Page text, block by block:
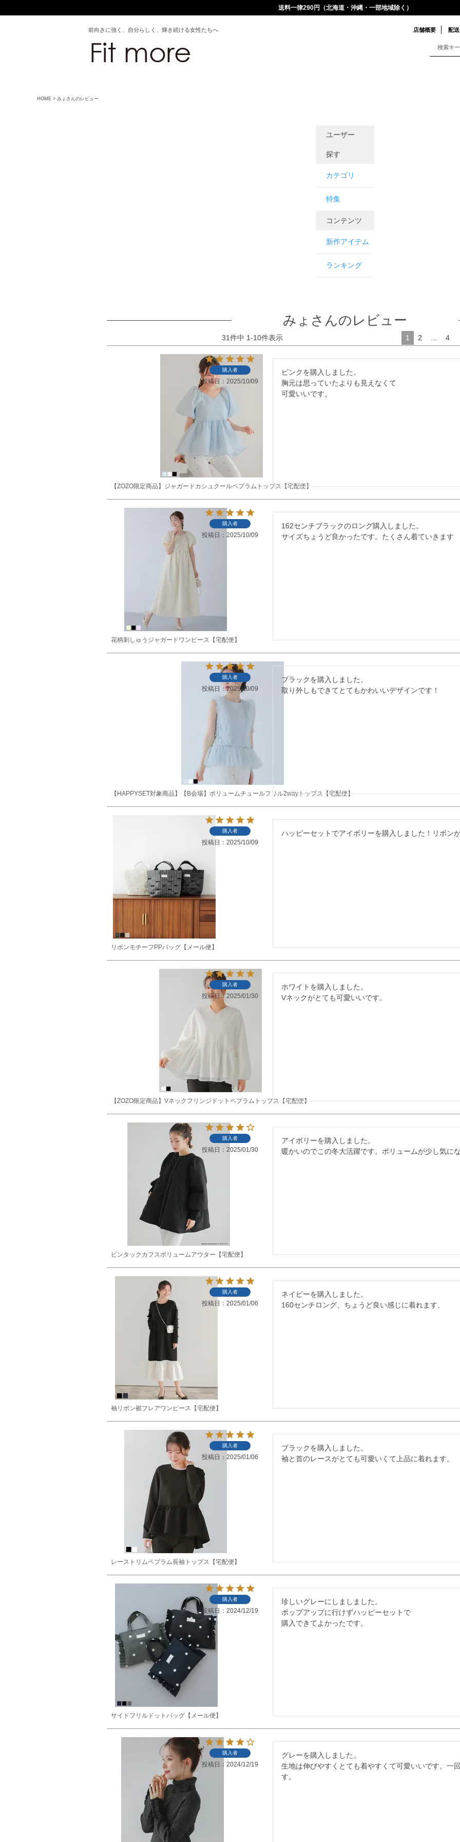
送料一律290円（北海道・沖縄・一部地域除く）
前向きに強く、自分らしく、輝き続ける女性たちへ 店舗概要 配
HOME みょさんのレビュー
ユーザー
探す
カテゴリ
特集
コンテンツ
新作アイテム
ランキング
みょさんのレビュー
31件中 1-10件表示 1 2 4
【ZOZO限定商品】ジャガードカシュクールペプラムトップス【宅配便】
購入者
投稿日 2025/10/09
ピンクを購入しました。
胸元は思っていたよりも見えなくて
可愛いいです。
花柄刺しゅうジャガードワンピース【宅配便】
購入者
投稿日 2025/10/09
162センチブラックのロング購入しました。
サイズちょうど良かったです。たくさん着ていきます
【HAPPYSET対象商品】【B会場】ボリュームチュールフリル2wayトップス【宅配便】
購入者
投稿日 2025/10/09
ブラックを購入しました。
取り外しもできてとてもかわいいデザインです！
リボンモチーフPPバッグ【メール便】
購入者
投稿日 2025/10/09
ハッピーセットでアイボリーを購入しました！リボン
【ZOZO限定商品】Vネックフリンジドットペプラムトップス【宅配便】
購入者
投稿日 2025/01/30
ホワイトを購入しました。
Vネックがとても可愛いいです。
ピンタックカフスボリュームアウター【宅配便】
購入者
投稿日 2025/01/30
アイボリーを購入しました。
暖かいのでこの冬大活躍です。ボリュームが少し気にな
袖リボン裾フレアワンピース【宅配便】
購入者
投稿日 2025/01/06
ネイビーを購入しました。
160センチロング、ちょうど良い感じに着れます、
レーストリムペプラム長袖トップス【宅配便】
購入者
投稿日 2025/01/06
ブラックを購入しました。
袖と首のレースがとても可愛いくて上品に着れます。
サイドフリルドットバッグ【メール便】
購入者
投稿日 2024/12/19
珍しいグレーにしましました。
ポップアップに行けずハッピーセットで
購入できてよかったです。
購入者
投稿日 2024/12/19
グレーを購入しました。
生地は伸びやすくとても着やすくて可愛いいです。一
す。